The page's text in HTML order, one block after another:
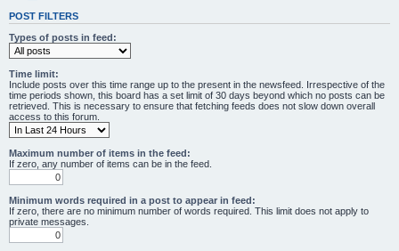
POST FILTERS
Types of posts in feed:
Time limit:
Include posts over this time range up to the present in the newsfeed. Irrespective of the
time periods shown, this board has a set limit of 30 days beyond which no posts can be
retrieved. This is necessary to ensure that fetching feeds does not slow down overall
access to this forum.
Maximum number of items in the feed:
If zero, any number of items can be in the feed.
Minimum words required in a post to appear in feed:
If zero, there are no minimum number of words required. This limit does not apply to
private messages.